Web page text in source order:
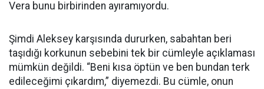
Vera bunu birbirinden ayıramıyordu.
Şimdi Aleksey karşısında dururken, sabahtan beri
taşıdığı korkunun sebebini tek bir cümleyle açıklaması
mümkün değildi. “Beni kısa öptün ve ben bundan terk
edileceğimi çıkardım,” diyemezdi. Bu cümle, onun